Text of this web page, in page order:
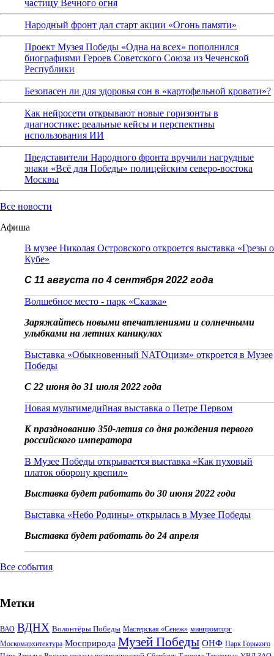
частицу Вечного огня
Народный фронт дал старт акции «Огонь памяти»
Проект Музея Победы «Одна на всех» пополнился
биографиями Героев Советского Союза из Чеченской
Республики
Безопасен ли для здоровья сон в «картофельной кровати»?
Как нейросети открывают новые горизонты в
диагностике: реальные кейсы и перспективы
использования ИИ
Представители Народного фронта вручили нагрудные
знаки «Всё для Победы» полицейским северо-востока
Москвы
Все новости
Афиша
В музее Николая Островского откроется выставка «Грезы о
Кубе»
С 11 августа по 4 сентября 2022 года
Волшебное место - парк «Сказка»
Заряжайтесь новыми впечатлениями и солнечными
улыбками на летних каникулах
Выставка «Обыкновенный NATOцизм» откроется в Музее
Победы
С 22 июня до 31 июля 2022 года
Новая мультимедийная выставка о Петре Первом
К празднованию 350-летия со дня рождения первого
российского императора
В Музее Победы открывается выставка «Как пуховый
платок оборону крепил»
Выставка будет работать до 30 июня 2022 года
Выставка «Небо Родины» открылась в Музее Победы
Выставка будет работать до 24 апреля
Все события
Метки
ВАО ВДНХ Волонтёры Победы Мастерская «Сенеж» минпромторг
Москомархитектура Мосприрода Музей Победы ОНФ Парк Горького